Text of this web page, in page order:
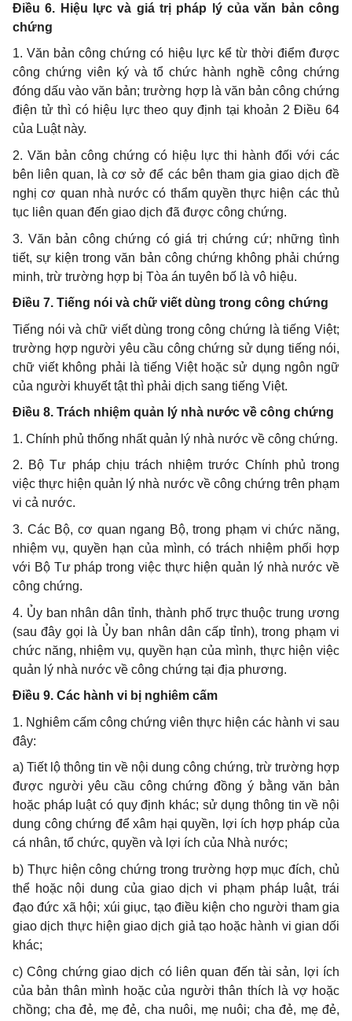
Điều 6. Hiệu lực và giá trị pháp lý của văn bản công
chứng
1. Văn bản công chứng có hiệu lực kể từ thời điểm được
công chứng viên ký và tổ chức hành nghề công chứng
đóng dấu vào văn bản; trường hợp là văn bản công chứng
điện tử thì có hiệu lực theo quy định tại khoản 2 Điều 64
của Luật này.
2. Văn bản công chứng có hiệu lực thi hành đối với các
bên liên quan, là cơ sở để các bên tham gia giao dịch đề
nghị cơ quan nhà nước có thẩm quyền thực hiện các thủ
tục liên quan đến giao dịch đã được công chứng.
3. Văn bản công chứng có giá trị chứng cứ; những tình
tiết, sự kiện trong văn bản công chứng không phải chứng
minh, trừ trường hợp bị Tòa án tuyên bố là vô hiệu.
Điều 7. Tiếng nói và chữ viết dùng trong công chứng
Tiếng nói và chữ viết dùng trong công chứng là tiếng Việt;
trường hợp người yêu cầu công chứng sử dụng tiếng nói,
chữ viết không phải là tiếng Việt hoặc sử dụng ngôn ngữ
của người khuyết tật thì phải dịch sang tiếng Việt.
Điều 8. Trách nhiệm quản lý nhà nước về công chứng
1. Chính phủ thống nhất quản lý nhà nước về công chứng.
2. Bộ Tư pháp chịu trách nhiệm trước Chính phủ trong
việc thực hiện quản lý nhà nước về công chứng trên phạm
vi cả nước.
3. Các Bộ, cơ quan ngang Bộ, trong phạm vi chức năng,
nhiệm vụ, quyền hạn của mình, có trách nhiệm phối hợp
với Bộ Tư pháp trong việc thực hiện quản lý nhà nước về
công chứng.
4. Ủy ban nhân dân tỉnh, thành phố trực thuộc trung ương
(sau đây gọi là Ủy ban nhân dân cấp tỉnh), trong phạm vi
chức năng, nhiệm vụ, quyền hạn của mình, thực hiện việc
quản lý nhà nước về công chứng tại địa phương.
Điều 9. Các hành vi bị nghiêm cấm
1. Nghiêm cấm công chứng viên thực hiện các hành vi sau
đây:
a) Tiết lộ thông tin về nội dung công chứng, trừ trường hợp
được người yêu cầu công chứng đồng ý bằng văn bản
hoặc pháp luật có quy định khác; sử dụng thông tin về nội
dung công chứng để xâm hại quyền, lợi ích hợp pháp của
cá nhân, tổ chức, quyền và lợi ích của Nhà nước;
b) Thực hiện công chứng trong trường hợp mục đích, chủ
thể hoặc nội dung của giao dịch vi phạm pháp luật, trái
đạo đức xã hội; xúi giục, tạo điều kiện cho người tham gia
giao dịch thực hiện giao dịch giả tạo hoặc hành vi gian dối
khác;
c) Công chứng giao dịch có liên quan đến tài sản, lợi ích
của bản thân mình hoặc của người thân thích là vợ hoặc
chồng; cha đẻ, mẹ đẻ, cha nuôi, mẹ nuôi; cha đẻ, mẹ đẻ,